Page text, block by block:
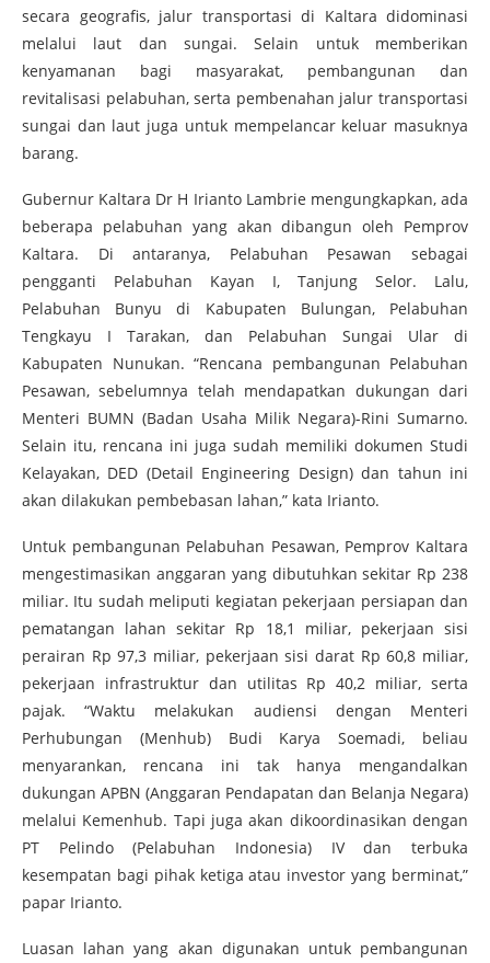
secara geografis, jalur transportasi di Kaltara didominasi
melalui laut dan sungai. Selain untuk memberikan
kenyamanan bagi masyarakat, pembangunan dan
revitalisasi pelabuhan, serta pembenahan jalur transportasi
sungai dan laut juga untuk mempelancar keluar masuknya
barang.
Gubernur Kaltara Dr H Irianto Lambrie mengungkapkan, ada
beberapa pelabuhan yang akan dibangun oleh Pemprov
Kaltara. Di antaranya, Pelabuhan Pesawan sebagai
pengganti Pelabuhan Kayan I, Tanjung Selor. Lalu,
Pelabuhan Bunyu di Kabupaten Bulungan, Pelabuhan
Tengkayu I Tarakan, dan Pelabuhan Sungai Ular di
Kabupaten Nunukan. “Rencana pembangunan Pelabuhan
Pesawan, sebelumnya telah mendapatkan dukungan dari
Menteri BUMN (Badan Usaha Milik Negara)-Rini Sumarno.
Selain itu, rencana ini juga sudah memiliki dokumen Studi
Kelayakan, DED (Detail Engineering Design) dan tahun ini
akan dilakukan pembebasan lahan,” kata Irianto.
Untuk pembangunan Pelabuhan Pesawan, Pemprov Kaltara
mengestimasikan anggaran yang dibutuhkan sekitar Rp 238
miliar. Itu sudah meliputi kegiatan pekerjaan persiapan dan
pematangan lahan sekitar Rp 18,1 miliar, pekerjaan sisi
perairan Rp 97,3 miliar, pekerjaan sisi darat Rp 60,8 miliar,
pekerjaan infrastruktur dan utilitas Rp 40,2 miliar, serta
pajak. “Waktu melakukan audiensi dengan Menteri
Perhubungan (Menhub) Budi Karya Soemadi, beliau
menyarankan, rencana ini tak hanya mengandalkan
dukungan APBN (Anggaran Pendapatan dan Belanja Negara)
melalui Kemenhub. Tapi juga akan dikoordinasikan dengan
PT Pelindo (Pelabuhan Indonesia) IV dan terbuka
kesempatan bagi pihak ketiga atau investor yang berminat,”
papar Irianto.
Luasan lahan yang akan digunakan untuk pembangunan